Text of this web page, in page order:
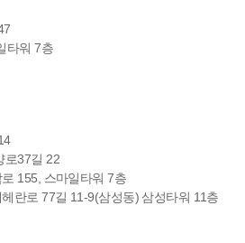
타워 7층
로37길 22
155, 스마일타워 7층
란로 77길 11-9(삼성동) 삼성타워 11층